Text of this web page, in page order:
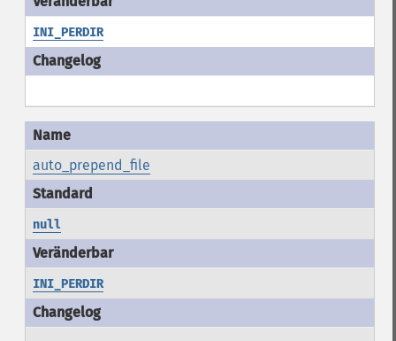
INI_PERDIR
auto_prepend_file
null
INI_PERDIR